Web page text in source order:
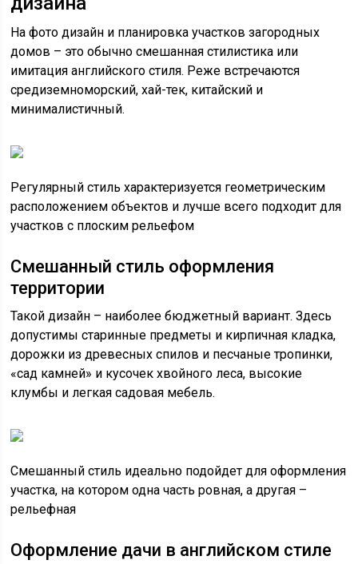
На фото дизайн и планировка участков загородных
домов – это обычно смешанная стилистика или
имитация английского стиля. Реже встречаются
средиземноморский, хай-тек, китайский и
минималистичный.
Регулярный стиль характеризуется геометрическим
расположением объектов и лучше всего подходит для
участков с плоским рельефом
Смешанный стиль оформления
территории
Такой дизайн – наиболее бюджетный вариант. Здесь
допустимы старинные предметы и кирпичная кладка,
дорожки из древесных спилов и песчаные тропинки,
«сад камней» и кусочек хвойного леса, высокие
клумбы и легкая садовая мебель.
Смешанный стиль идеально подойдет для оформления
участка, на котором одна часть ровная, а другая –
рельефная
Оформление дачи в английском стиле